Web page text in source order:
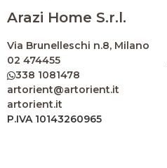
Arazi Home S.r.l.
Via Brunelleschi n.8, Milano
02 474455
338 1081478
artorient@artorient.it
artorient.it
P.IVA 10143260965